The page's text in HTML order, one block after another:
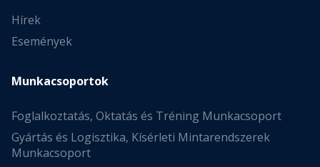
Hírek
Események
Munkacsoportok
Foglalkoztatás, Oktatás és Tréning Munkacsoport
Gyártás és Logisztika, Kísérleti Mintarendszerek
Munkacsoport